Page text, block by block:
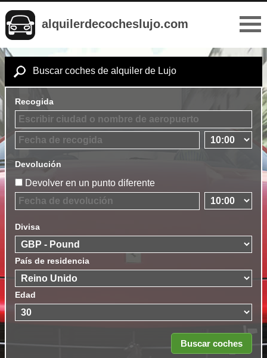
alquilerdecocheslujo.com
Buscar coches de alquiler de Lujo
Recogida
Devolución
Devolver en un punto diferente
Divisa
País de residencia
Edad